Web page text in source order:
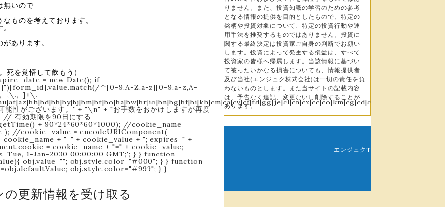
無いので
ものを考えております。
あります。
死を覚悟して飲もう）
= new Date(); if
^[0-9,A-Z,a-z][0-9,a-z,A-
]+\.
性がございます。" + "\n" + "お手数をおかけしますが再度
有効期限を90日にする
+ 90*24*60*60*1000); //cookie_name =
); //cookie_value = encodeURIComponent(
+ "=" + cookie_value + "; expires=" +
= cookie_name + "=" + cookie_value;
1-Jan-2030 00:00:00 GMT;'; } } function
obj.value=""; obj.style.color="#000"; } } function
obj.style.color="#999"; } }
更新情報を受け取る
りません。また、投資知識の学習のための参考
となる情報の提供を目的としたもので、特定の
銘柄や投資対象について、特定の投資行動や運
用手法を推奨するものではありません。投資に
関する最終決定は投資家ご自身の判断でお願い
します。投資によって発生する損益は、すべて
投資家の皆様へ帰属します。当該情報に基づい
て被ったいかなる損害についても、情報提供者
及び当社(エンジュク株式会社)は一切の責任を負
わないものとします。また当サイトの記載内容
は、予告なく追記、変更ないし削除することが
あります。
エンジュクTOP